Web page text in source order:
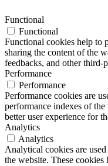
Functional
Functional
Functional cookies help to
sharing the content of the
feedbacks, and other third-
Performance
Performance
Performance cookies are
performance indexes of
better user experience for
Analytics
Analytics
Analytical cookies are
the website. These